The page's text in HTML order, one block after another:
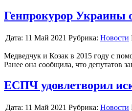
Генпрокурор Украины
Дата: 11 Май 2021 Рубрика: Новости
Медведчук и Козак в 2015 году с
Ранее она сообщила, что депутатов
ЕСПЧ удовлетворил
Дата: 11 Май 2021 Рубрика: Новости